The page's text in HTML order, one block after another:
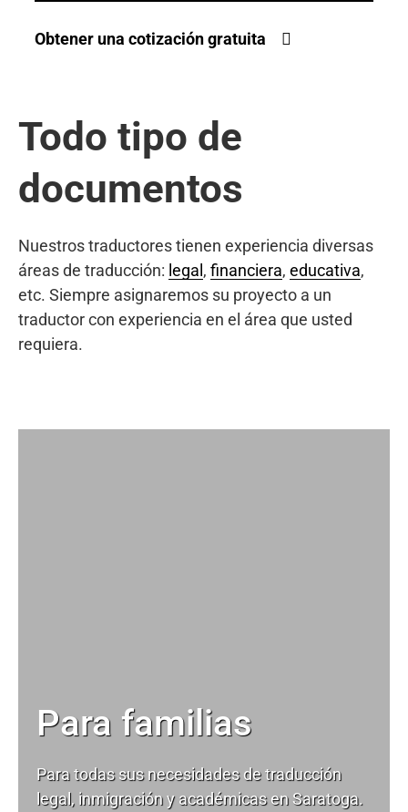
Obtener una cotización gratuita
Todo tipo de
documentos
Nuestros traductores tienen experiencia diversas
áreas de traducción: legal , financiera, educativa,
etc. Siempre asignaremos su proyecto a un
traductor con experiencia en el área que usted
requiera.
Para familias
Para todas sus necesidades detraducción
legal, inmigración y académicas en Saratoga.